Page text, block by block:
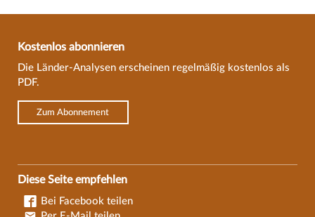
Kostenlos abonnieren
Die Länder-Analysen erscheinen regelmäßig kostenlos als
PDF.
Zum Abonnement
Diese Seite empfehlen
Bei Facebook teilen